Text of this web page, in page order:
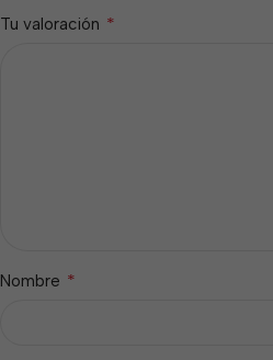
Tu valoración *
Nombre *